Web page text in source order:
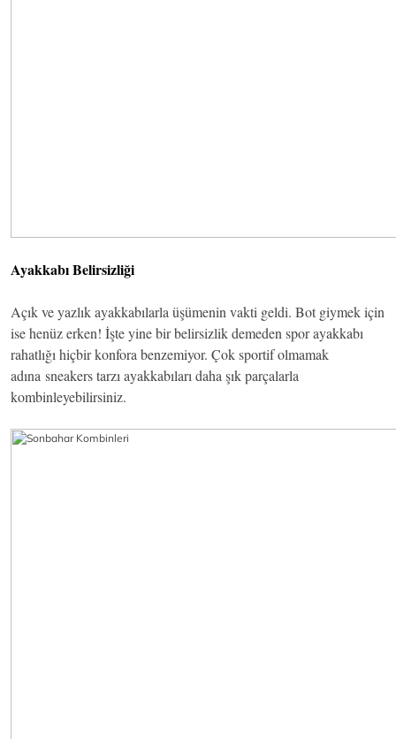
Ayakkabı Belirsizliği
Açık ve yazlık ayakkabılarla üşümenin vakti geldi. Bot giymek için
ise henüz erken! İşte yine bir belirsizlik demeden spor ayakkabı
rahatlığı hiçbir konfora benzemiyor. Çok sportif olmamak
adına sneakers tarzı ayakkabıları daha şık parçalarla
kombinleyebilirsiniz.